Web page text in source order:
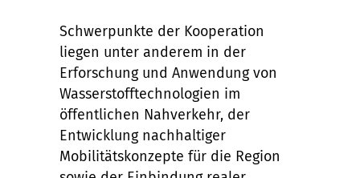
Schwerpunkte der Kooperation
liegen unter anderem in der
Erforschung und Anwendung von
Wasserstofftechnologien im
öffentlichen Nahverkehr, der
Entwicklung nachhaltiger
Mobilitätskonzepte für die Region